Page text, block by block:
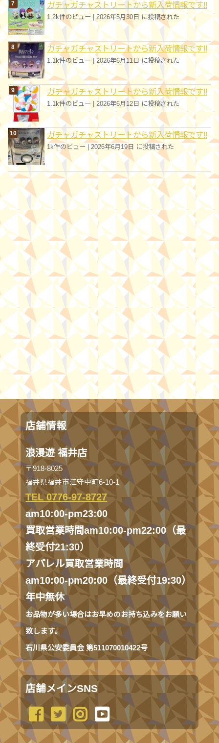
ガチャガチャストリートから新入荷情報です!!
1.2k件のビュー|2026年5月30日 に投稿された
ガチャガチャストリートから新入荷情報です!!
1.1k件のビュー | 2026年6月11日 に投稿された
ガチャガチャストリートから新入荷情報です!!
1.1k件のビュー 2026年6月12日 に投稿された
ガチャガチャストリートから新入荷情報です!!
1k件のビュー|2026年6月19日 に投稿された
店舗情報
浪漫遊 福井店
〒918-8025
福井県福井市江守中町6-10-1
TEL 0776-97-8727
am10:00-pm23:00
買取営業時間am10:00-pm22:00（最
終受付21:30）
アパレル買取営業時間
am10:00-pm20:00（最終受付19:30）
年中無休
お品物が多い場合はお早めのお持ち込みをお願い
致します。
石川県公安委員会 第511070010422号
店舗メインSNS